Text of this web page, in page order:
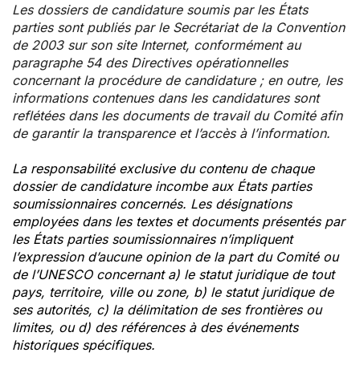
Les dossiers de candidature soumis par les États
parties sont publiés par le Secrétariat de la Convention
de 2003 sur son site Internet, conformément au
paragraphe 54 des Directives opérationnelles
concernant la procédure de candidature ; en outre, les
informations contenues dans les candidatures sont
reflétées dans les documents de travail du Comité afin
de garantir la transparence et l’accès à l’information.
La responsabilité exclusive du contenu de chaque
dossier de candidature incombe aux États parties
soumissionnaires concernés. Les désignations
employées dans les textes et documents présentés par
les États parties soumissionnaires n’impliquent
l’expression d’aucune opinion de la part du Comité ou
de l’UNESCO concernant a) le statut juridique de tout
pays, territoire, ville ou zone, b) le statut juridique de
ses autorités, c) la délimitation de ses frontières ou
limites, ou d) des références à des événements
historiques spécifiques.